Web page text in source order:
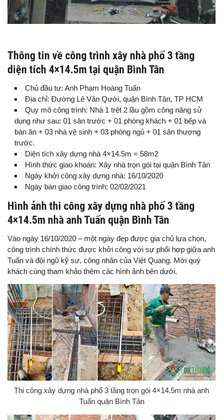
Thông tin về công trình xây nhà phố 3 tầng
diện tích 4×14.5m tại quận Bình Tân
Chủ đầu tư: Anh Phạm Hoàng Tuấn
Địa chỉ: Đường Lê Văn Qưới, quận Bình Tân, TP HCM
Quy mô công trình: Nhà 1 trệt 2 lầu gồm công năng sử
dụng như sau: 01 sân trước + 01 phòng khách + 01 bếp và
bàn ăn + 03 nhà vệ sinh + 03 phòng ngủ + 01 sân thượng
trước.
Diện tích xây dựng nhà 4×14.5m = 58m2
Hình thức giao khoán: Xây nhà trọn gói tại quận Bình Tân
Ngày khởi công xây dựng nhà: 16/10/2020
Ngày bàn giao công trình: 02/02/2021
Hình ảnh thi công xây dựng nhà phố 3 tầng
4×14.5m nhà anh Tuấn quận Bình Tân
Vào ngày 16/10/2020 – một ngày đẹp được gia chủ lựa chọn,
công trình chính thức được khởi công với sự phối hợp giữa anh
Tuấn và đội ngũ kỹ sư, công nhân của Việt Quang. Mời quý
khách cùng tham khảo thêm các hình ảnh bên dưới.
Thi công xây dựng nhà phố 3 tầng trọn gói 4×14.5m nhà anh
Tuấn quận Bình Tân